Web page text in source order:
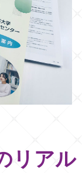
リアル